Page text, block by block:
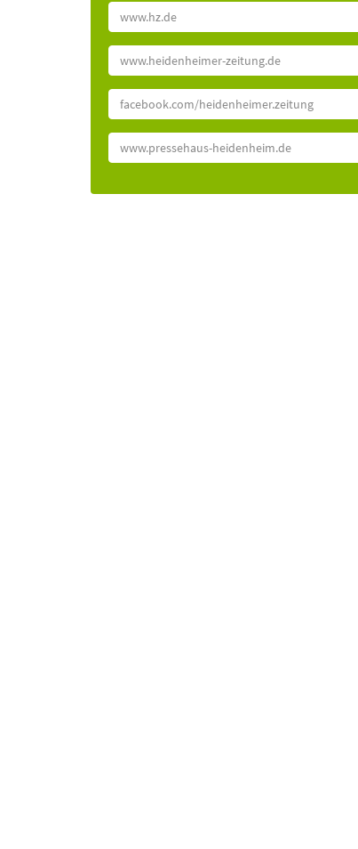
www.hz.de
www.heidenheimer-zeitung.de
facebook.com/heidenheimer.zeitung
www.pressehaus-heidenheim.de